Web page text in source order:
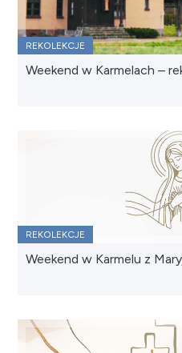
REKOLEKCJE
Weekend w Karmelach –
REKOLEKCJE
Weekend w Karmelu z